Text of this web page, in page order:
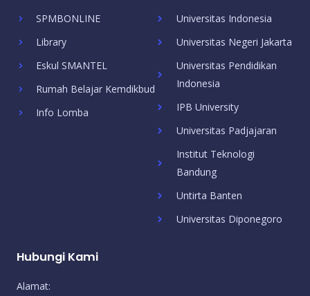
SPMBONLINE
Library
Eskul SMANTEL
Rumah Belajar Kemdikbud
Info Lomba
Universitas Indonesia
Universitas Negeri Jakarta
Universitas Pendidikan
Indonesia
IPB University
Universitas Padjajaran
Institut Teknologi
Bandung
Untirta Banten
Universitas Diponegoro
Hubungi Kami
Alamat: